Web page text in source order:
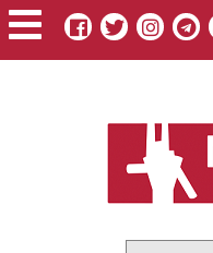
Vés
al
contingut